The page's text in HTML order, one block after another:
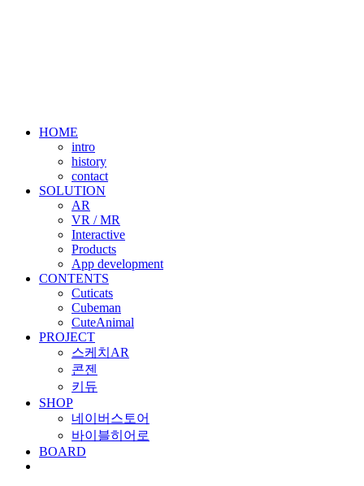
HOME
intro
history
contact
SOLUTION
AR
VR / MR
Interactive
Products
App development
CONTENTS
Cuticats
Cubeman
CuteAnimal
PROJECT
스케치AR
콘젠
키듀
SHOP
네이버스토어
바이블히어로
BOARD